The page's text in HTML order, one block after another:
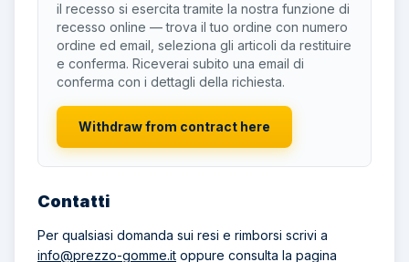
il recesso si esercita tramite la nostra funzione di
recesso online — trova il tuo ordine con numero
ordine ed email, seleziona gli articoli da restituire
e conferma. Riceverai subito una email di
conferma con i dettagli della richiesta.
Withdraw from contract here
Contatti
Per qualsiasi domanda sui resi e rimborsi scrivi a
info@prezzo-gomme.it oppure consulta la pagina